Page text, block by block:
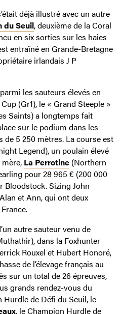
déjà illustré avec un autre
du Seuil, deuxième de la Coral
en six sorties sur les haies
entraîné en Grande-Bretagne
irlandais J P
les sauteurs élevés en
(Gr1), le « Grand Steeple »
Saints) a longtemps fait
sur le podium dans les
5 250 mètres. La course est
Legend), un poulain élevé
La Perrotine (Northern
pour 28 965 € (200 000
Bloodstock. Sizing John
et Ann, qui ont deux
autre sauteur venu de
dans la Foxhunter
Rouxel et Hubert Honoré,
de l’élevage français au
sur un total de 26 épreuves,
grands rendez-vous du
Hurdle de Défi du Seuil, le
, le Champion Hurdle de